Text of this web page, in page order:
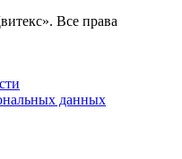
Все права
данных